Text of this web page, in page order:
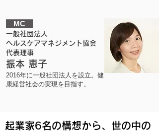
MC
一般社団法人
ヘルスケアマネジメント協会
代表理事
振本 恵子
2016年に一般社団法人を設立。健
康経営社会の実現を目指す。
起業家6名の構想から、世の中の